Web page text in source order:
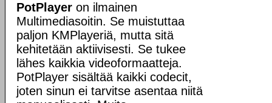
PotPlayer on ilmainen
Multimediasoitin. Se muistuttaa
paljon KMPlayeriä, mutta sitä
kehitetään aktiivisesti. Se tukee
lähes kaikkia videoformaatteja.
PotPlayer sisältää kaikki codecit,
joten sinun ei tarvitse asentaa niitä